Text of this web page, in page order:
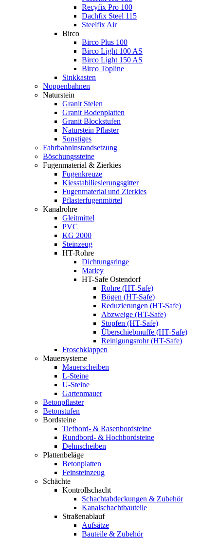
Recyfix Pro 100
Dachfix Steel 115
Steelfix Air
Birco
Birco Plus 100
Birco Light 100 AS
Birco Light 150 AS
Birco Topline
Sinkkasten
Noppenbahnen
Naturstein
Granit Stelen
Granit Bodenplatten
Granit Blockstufen
Naturstein Pflaster
Sonstiges
Fahrbahninstandsetzung
Böschungssteine
Fugenmaterial & Zierkies
Fugenkreuze
Kiesstabiliesierungsgitter
Fugenmaterial und Zierkies
Pflasterfugenmörtel
Kanalrohre
Gleitmittel
PVC
KG 2000
Steinzeug
HT-Rohre
Dichtungsringe
Marley
HT-Safe Ostendorf
Rohre (HT-Safe)
Bögen (HT-Safe)
Reduzierungen (HT-Safe)
Abzweige (HT-Safe)
Stopfen (HT-Safe)
Überschiebmuffe (HT-Safe)
Reinigungsrohr (HT-Safe)
Froschklappen
Mauersysteme
Mauerscheiben
L-Steine
U-Steine
Gartenmauer
Betonpflaster
Betonstufen
Bordsteine
Tiefbord- & Rasenbordsteine
Rundbord- & Hochbordsteine
Dehnscheiben
Plattenbeläge
Betonplatten
Feinsteinzeug
Schächte
Kontrollschacht
Schachtabdeckungen & Zubehör
Kanalschachtbauteile
Straßenablauf
Aufsätze
Bauteile & Zubehör